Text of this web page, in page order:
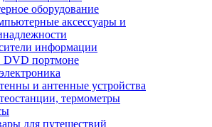
оборудование
аксессуары и
информации
DVD портмоне
и антенные устройства
термометры
для путешествий